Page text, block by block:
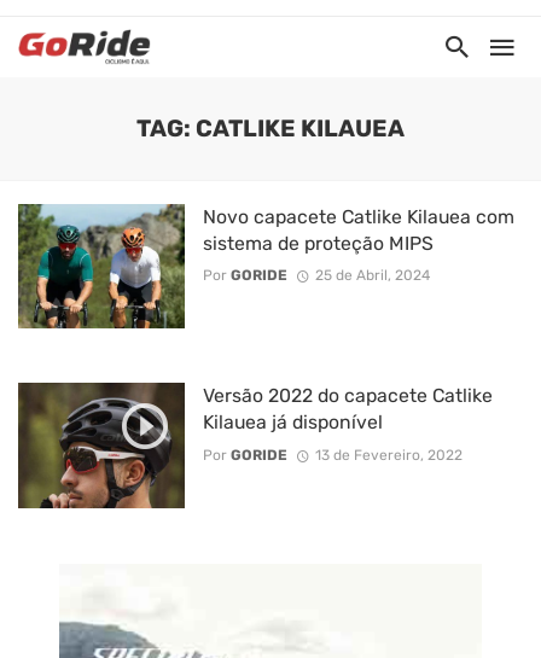
TAG: CATLIKE KILAUEA
Novo capacete Catlike Kilauea com
sistema de proteção MIPS
Por GORIDE 25 de Abril, 2024
Versão 2022 do capacete Catlike
Kilauea já disponível
Por GORIDE 13 de Fevereiro, 2022